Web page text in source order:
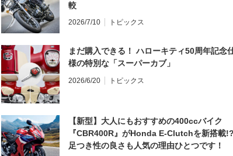
較
2026/7/10 トピックス
まだ購入できる！ ハローキティ50周年記念
様の特別な「スーパーカブ」
2026/6/20 トピックス
【新型】大人にもおすすめの400ccバイク
『CBR400R』がHonda E-Clutchを新搭載
足つき性の良さも人気の理由ひとつです！